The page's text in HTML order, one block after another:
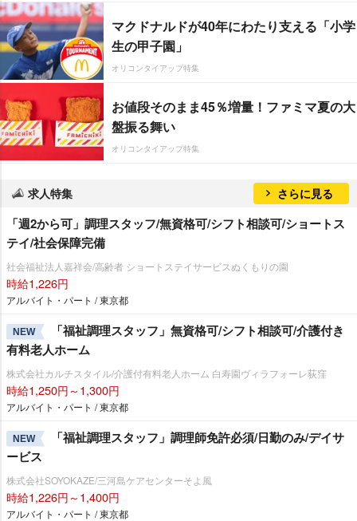
マクドナルドが40年にわたり支える「小学
生の甲子園」
オリコンタイアップ特集
お値段そのまま45％増量！ファミマ夏の大
盤振る舞い
オリコンタイアップ特集
求人特集 さらに見る
「週2から可」調理スタッフ/無資格可/シフト相談可/ショートス
テイ/社会保障完備
社会福祉法人嘉祥会/高齢者 ショートステイサービスぬくもりの園
時給1,226円
アルバイト・パート / 東京都
NEW
「福祉調理スタッフ」無資格可/シフト相談可/介護付き
有料老人ホーム
株式会社カルチスタイル/介護付有料老人ホーム 白寿園ヴィラフォーレ荻窪
時給1,250円～1,300円
アルバイト・パート / 東京都
NEW
「福祉調理スタッフ」調理師免許必須/日勤のみ/デイサ
ービス
株式会社SOYOKAZE/三河島ケアセンターそよ風
時給1,226円～1,400円
アルバイト・パート / 東京都